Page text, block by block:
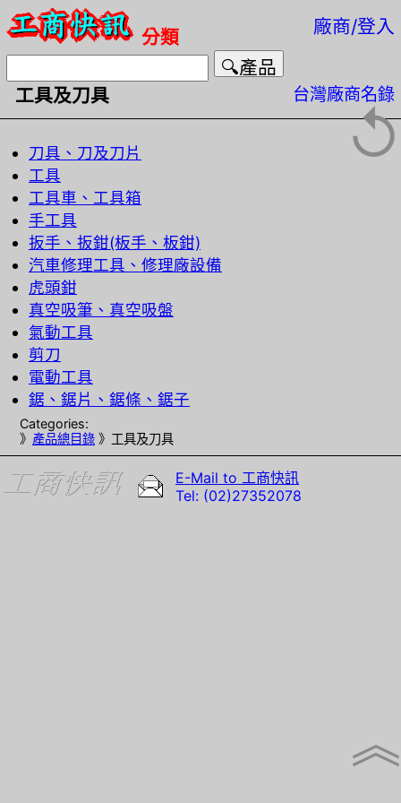
分類 廠商/登入
工具及刀具 台灣廠商名錄
刀具、刀及刀片
工具
工具車、工具箱
手工具
扳手、扳鉗(板手、板鉗)
汽車修理工具、修理廠設備
虎頭鉗
真空吸筆、真空吸盤
氣動工具
剪刀
電動工具
鋸、鋸片、鋸條、鋸子
Categories:
》 產品總目錄 》工具及刀具
E-Mail to 工商快訊
Tel: (02)27352078
︽
↺